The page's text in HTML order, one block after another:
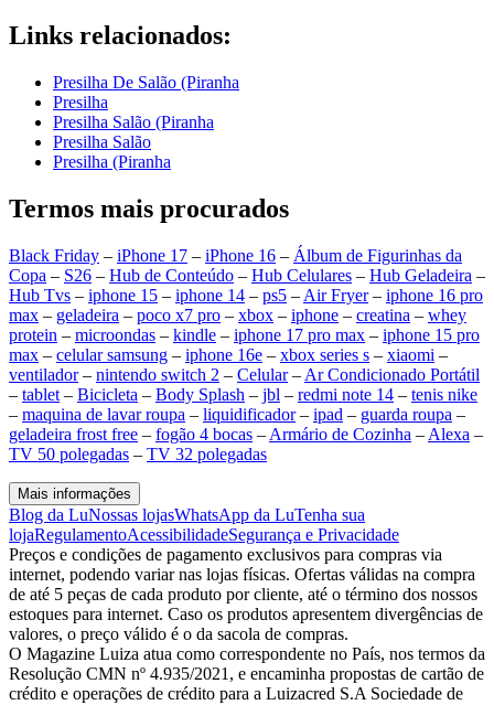
Links relacionados:
Presilha De Salão (Piranha
Presilha
Presilha Salão (Piranha
Presilha Salão
Presilha (Piranha
Termos mais procurados
Black Friday – iPhone 17 – iPhone 16 – Álbum de Figurinhas da
Copa – S26 – Hub de Conteúdo – Hub Celulares – Hub Geladeira –
Hub Tvs – iphone 15 – iphone 14 – ps5 – Air Fryer– iphone 16 pro
max – geladeira – poco x7 pro – xbox – iphone – creatina – whey
protein – microondas – kindle – iphone 17 pro max – iphone 15 pro
max – celular samsung – iphone 16e – xbox series s – xiaomi –
ventilador– nintendo switch 2 – Celular– Ar Condicionado Portátil
– tablet – Bicicleta – Body Splash – jbl – redmi note 14 – tenis nike
– maquina de lavar roupa – liquidificador– ipad – guarda roupa –
geladeira frost free – fogão 4 bocas – Armário de Cozinha – Alexa –
TV 50 polegadas – TV 32 polegadas
Mais informações
Blog da LuNossas lojasWhatsApp da LuTenha sua
lojaRegulamentoAcessibilidadeSegurança e Privacidade
Preços e condições de pagamento exclusivos para compras via
internet, podendo variar nas lojas físicas. Ofertas válidas na compra
de até 5 peças de cada produto por cliente, até o término dos nossos
estoques para internet. Caso os produtos apresentem divergências de
valores, o preço válido é o da sacola de compras.
O Magazine Luiza atua como correspondente no País, nos termos da
Resolução CMN nº 4.935/2021, e encaminha propostas de cartão de
crédito e operações de crédito para a Luizacred S.A Sociedade de